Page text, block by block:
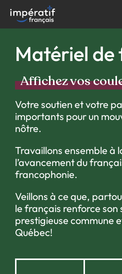
contenu
Matériel de
Affichez vos
Votre soutien et votre
importants pour un
nôtre.
Travaillons ensemble à
l’avancement du
francophonie.
Veillons à ce que,
le français renforce son
prestigieuse commune
Québec!